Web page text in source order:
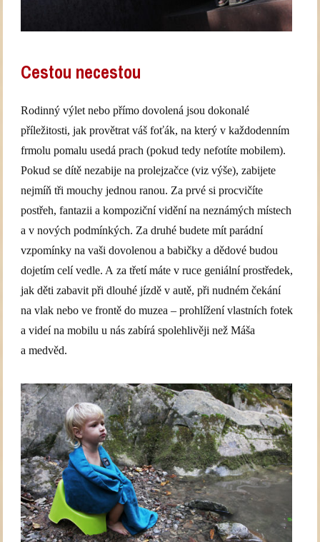
Cestou necestou
Rodinný výlet nebo přímo dovolená jsou dokonalé
příležitosti, jak provětrat váš foťák, na který v každodenním
frmolu pomalu usedá prach (pokud tedy nefotíte mobilem).
Pokud se dítě nezabije na prolejzačce (viz výše), zabijete
nejmíň tři mouchy jednou ranou. Za prvé si procvičíte
postřeh, fantazii a kompoziční vidění na neznámých místech
a v nových podmínkých. Za druhé budete mít parádní
vzpomínky na vaši dovolenou a babičky a dědové budou
dojetím celí vedle. A za třetí máte v ruce geniální prostředek,
jak děti zabavit při dlouhé jízdě v autě, při nudném čekání
na vlak nebo ve frontě do muzea – prohlížení vlastních fotek
a videí na mobilu u nás zabírá spolehlivěji než Máša
a medvěd.